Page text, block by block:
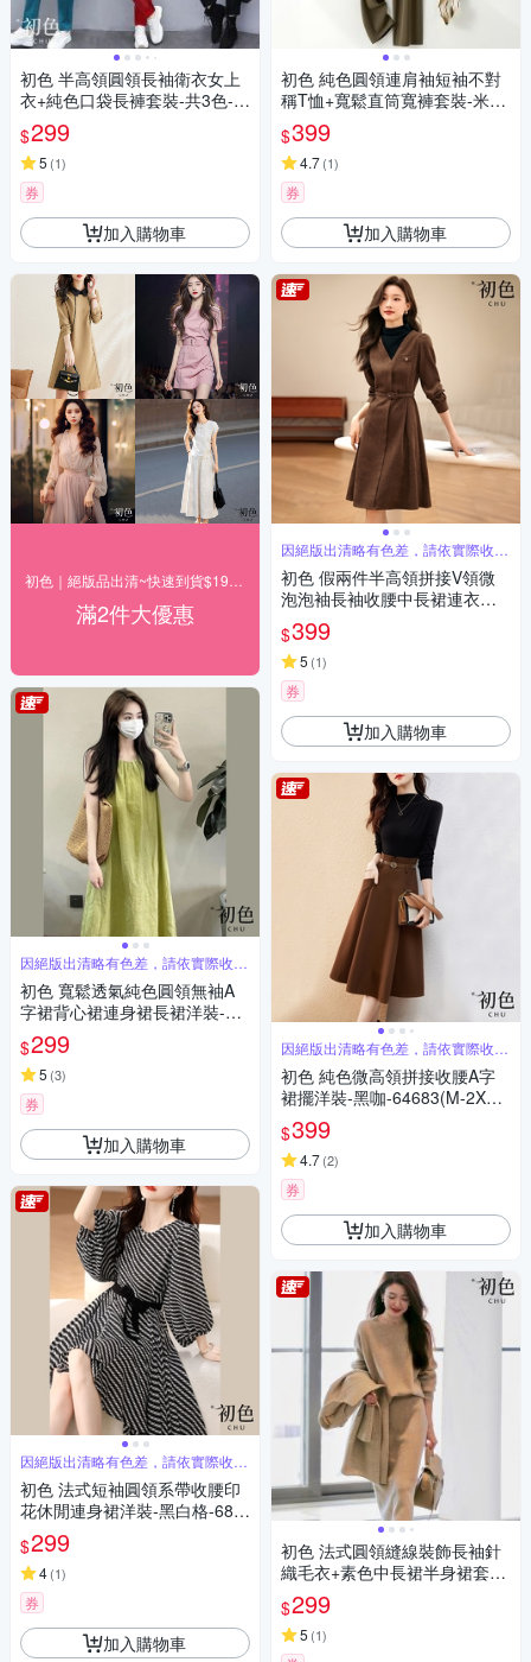
初色 半高領圓領長袖衛衣女上
衣+純色口袋長褲套裝-共3色-3
9653(L-4XL可選)
$299
5 (1)
券
加入購物車
滿2件大優惠
因絕版出清略有色差，請依實際收到
商品為主
初色 寬鬆透氣純色圓領無袖A
字裙背心裙連身裙長裙洋裝-綠
色-69524(M-2XL可選)
$299
5 (3)
券
加入購物車
因絕版出清略有色差，請依實際收到
商品為主
初色 法式短袖圓領系帶收腰印
花休閒連身裙洋裝-黑白格-683
34(M-2XL可選)
$299
4(1)
券
加入購物車
初色 純色圓領連肩袖短袖不對
稱T恤+寬鬆直筒寬褲套裝-米
色-36017(M-3XL可選)
$399
4.7(1)
券
加入購物車
因絕版出清略有色差，請依實際收到
商品為主
初色 假兩件半高領拼接V領微
泡泡袖長袖收腰中長裙連衣裙
連身洋裝長洋裝-咖色-31837(M
-2XL可選)
$399
5 (1)
券
加入購物車
因絕版出清略有色差，請依實際收到
商品為主
初色 純色微高領拼接收腰A字
裙擺洋裝-黑咖-64683(M-2XL
可選)
$399
4.7(2)
券
加入購物車
初色 法式圓領縫線裝飾長袖針
織毛衣+素色中長裙半身裙套
裝-共3色-32515(F可選)
$299
5 (1)